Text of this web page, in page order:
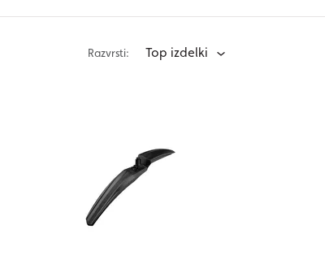
Razvrsti: Top izdelki